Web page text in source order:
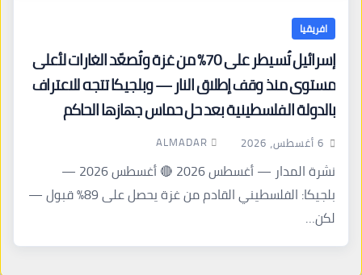
افريقيا
إسرائيل تُسيطر على 70% من غزة وتُصعّد الغارات لأعلى
مستوى منذ وقف إطلاق النار — وبلجيكا تتجه للاعتراف
بالدولة الفلسطينية بعد حل حماس جهازها الحاكم
6 أغسطس، 2026 ALMADAR
نشرة المدار — أغسطس 2026 🔴 أغسطس 2026 —
بلجيكا: الفلسطيني القادم من غزة يحصل على 89% قبول —
لكن…